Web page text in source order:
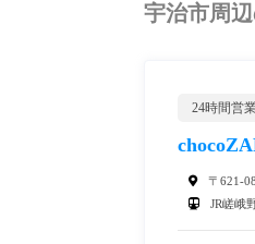
宇治市周
24時間営
〒621-
JR嵯峨